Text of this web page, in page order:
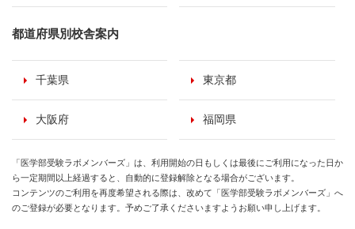
都道府県別校舎案内
千葉県 東京都
大阪府 福岡県
「医学部受験ラボメンバーズ」は、利用開始の日もしくは最後にご利用になった日か
ら一定期間以上経過すると、自動的に登録解除となる場合がございます。
コンテンツのご利用を再度希望される際は、改めて「医学部受験ラボメンバーズ」へ
のご登録が必要となります。予めご了承くださいますようお願い申し上げます。